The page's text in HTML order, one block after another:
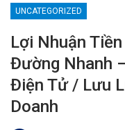
UNCATEGORIZED
Lợi Nhuận
Đường Nhanh
Điện Tử / Lưu
Doanh